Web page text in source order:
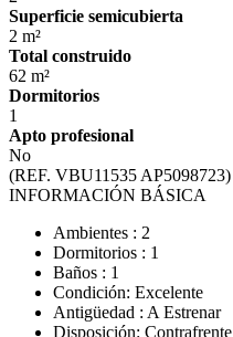
Superficie semicubierta
2 m²
Total construido
62 m²
Dormitorios
1
Apto profesional
No
(REF. VBU11535 AP5098723)
INFORMACIÓN BÁSICA
Ambientes : 2
Dormitorios : 1
Baños : 1
Condición: Excelente
Antigüedad : A Estrenar
Disposición: Contrafrente